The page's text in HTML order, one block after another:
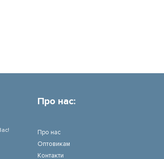
Про нас:
Про нас
Оптовикам
Контакти